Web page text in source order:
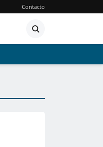
Contacto